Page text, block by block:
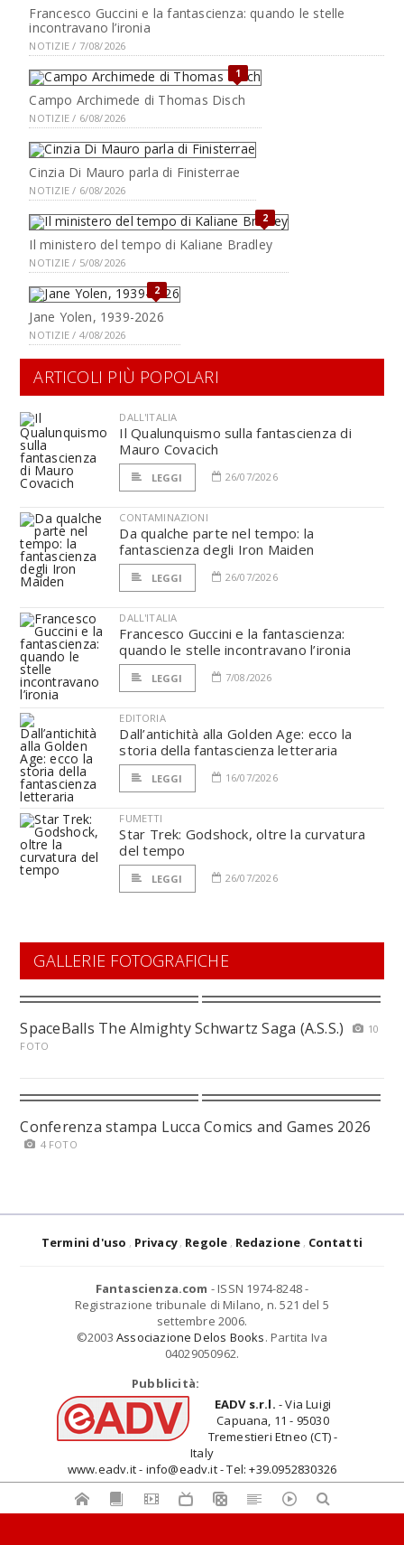
Francesco Guccini e la fantascienza: quando le stelle
incontravano l’ironia
NOTIZIE / 7/08/2026
1
Campo Archimede di Thomas Disch
NOTIZIE / 6/08/2026
Cinzia Di Mauro parla di Finisterrae
NOTIZIE / 6/08/2026
2
Il ministero del tempo di Kaliane Bradley
NOTIZIE / 5/08/2026
2
Jane Yolen, 1939-2026
NOTIZIE / 4/08/2026
ARTICOLI PIÙ POPOLARI
DALL'ITALIA
Il Qualunquismo sulla fantascienza di
Mauro Covacich
LEGGI 26/07/2026
CONTAMINAZIONI
Da qualche parte nel tempo: la
fantascienza degli Iron Maiden
LEGGI 26/07/2026
DALL'ITALIA
Francesco Guccini e la fantascienza:
quando le stelle incontravano l’ironia
LEGGI 7/08/2026
EDITORIA
Dall’antichità alla Golden Age: ecco la
storia della fantascienza letteraria
LEGGI 16/07/2026
FUMETTI
Star Trek: Godshock, oltre la curvatura
del tempo
LEGGI 26/07/2026
GALLERIE FOTOGRAFICHE
SpaceBalls The Almighty Schwartz Saga (A.S.S.)
10
FOTO
Conferenza stampa Lucca Comics and Games 2026
4 FOTO
Termini d'uso Privacy Regole Redazione Contatti
Fantascienza.com - ISSN 1974-8248 -
Registrazione tribunale di Milano, n. 521 del 5
settembre 2006.
©2003 Associazione Delos Books. Partita Iva
04029050962.
Pubblicità:
EADV s.r.l. - Via Luigi
Capuana, 11 - 95030
Tremestieri Etneo (CT) -
Italy
www.eadv.it - info@eadv.it - Tel: +39.0952830326